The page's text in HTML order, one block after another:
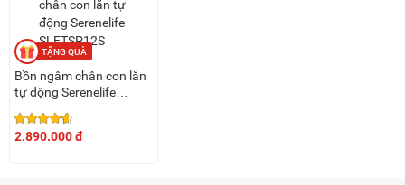
Bồn ngâm chân con lăn
tự động Serenelife
2.890.000 đ